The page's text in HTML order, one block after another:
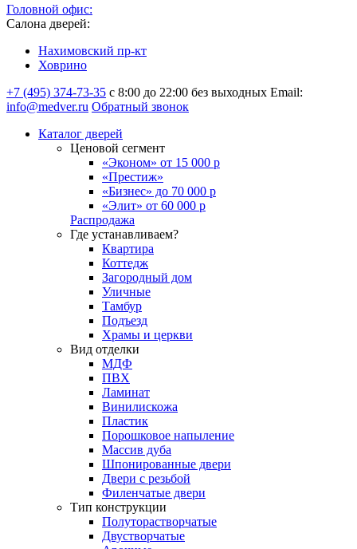
Головной офис:
Салона дверей:
Нахимовский пр-кт
Ховрино
+7 (495) 374-73-35 с 8:00 до 22:00 без выходных Email:
info@medver.ru Обратный звонок
Каталог дверей
Ценовой сегмент
«Эконом» от 15 000 р
«Престиж»
«Бизнес» до 70 000 р
«Элит» от 60 000 р
Распродажа
Где устанавливаем?
Квартира
Коттедж
Загородный дом
Уличные
Тамбур
Подъезд
Храмы и церкви
Вид отделки
МДФ
ПВХ
Ламинат
Винилискожа
Пластик
Порошковое напыление
Массив дуба
Шпонированные двери
Двери с резьбой
Филенчатые двери
Тип конструкции
Полуторастворчатые
Двустворчатые